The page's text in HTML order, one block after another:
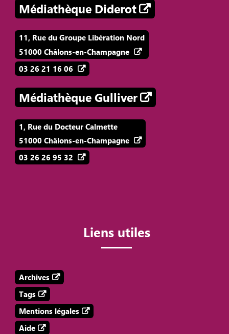
Médiathèque Diderot
11, Rue du Groupe Libération Nord
51000 Châlons-en-Champagne
03 26 21 16 06
Médiathèque Gulliver
1, Rue du Docteur Calmette
51000 Châlons-en-Champagne
03 26 26 95 32
Liens utiles
Archives
Tags
Mentions légales
Aide